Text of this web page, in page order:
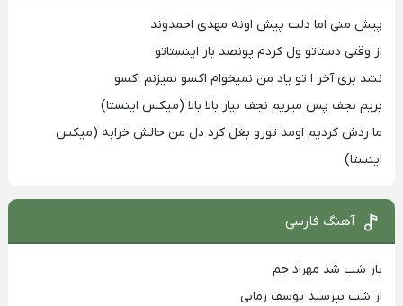
پیش منی اما دلت پیش اونه مهدی احمدوند
از وقتی دستاتو ول کردم پونصد بار اینستاتو
نشد بری آخر ا تو یاد من نمیخوام اکسو نمیزنم اکسو
بریم نجف پس میریم نجف بیار بالا بالا (میکس اینستا)
ما ردش کردیم اومد تورو بغل کرد دل من حالش خرابه (میکس
اینستا)
آهنگ فارسی
باز شب شد مهراد جم
از شب بپرسید یوسف زمانی